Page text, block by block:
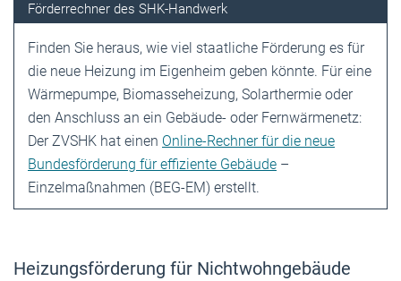
Förderrechner des SHK-Handwerk
Finden Sie heraus, wie viel staatliche Förderung es für
die neue Heizung im Eigenheim geben könnte. Für eine
Wärmepumpe, Biomasseheizung, Solarthermie oder
den Anschluss an ein Gebäude- oder Fernwärmenetz:
Der ZVSHK hat einen Online-Rechner für die neue
Bundesförderung für effiziente Gebäude –
Einzelmaßnahmen (BEG-EM) erstellt.
Heizungsförderung für Nichtwohngebäude